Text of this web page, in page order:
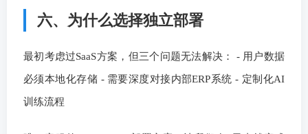
六、为什么选择独立部署
最初考虑过SaaS方案，但三个问题无法解决： - 用户数据
必须本地化存储 - 需要深度对接内部ERP系统 - 定制化AI
训练流程